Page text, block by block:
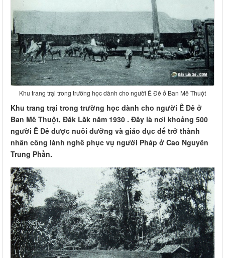
Khu trang trại trong trường học dành cho người Ê Đê ở Ban Mê Thuột
Khu trang trại trong trường học dành cho người Ê Đê ở
Ban Mê Thuột, Đăk Lăk năm 1930 . Đây là nơi khoảng 500
người Ê Đê được nuôi dưỡng và giáo dục để trở thành
nhân công lành nghề phục vụ người Pháp ở Cao Nguyên
Trung Phần.